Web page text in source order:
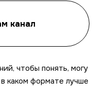
канал
чтобы понять, могу
каком формате лучше